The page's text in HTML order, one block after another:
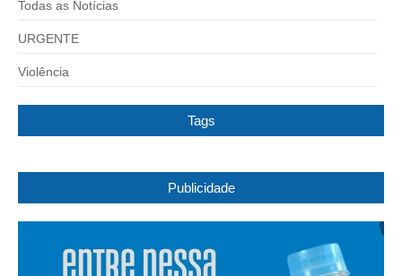
Todas as Notícias
URGENTE
Violência
Tags
Publicidade